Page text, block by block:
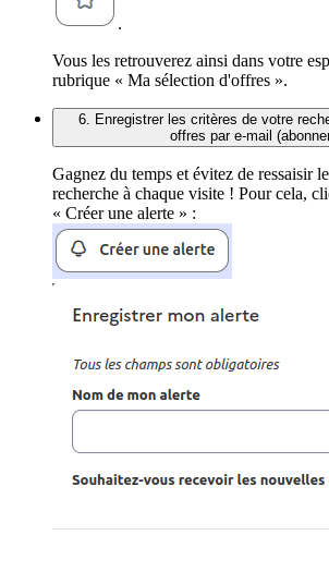
.
Vous les retrouverez ainsi dans votre
rubrique « Ma sélection d'offres ».
6. Enregistrer les critères de votre
offres par e-mail
Gagnez du temps et évitez de ressaisir
recherche à chaque visite ! Pour cela,
« Créer une alerte » :